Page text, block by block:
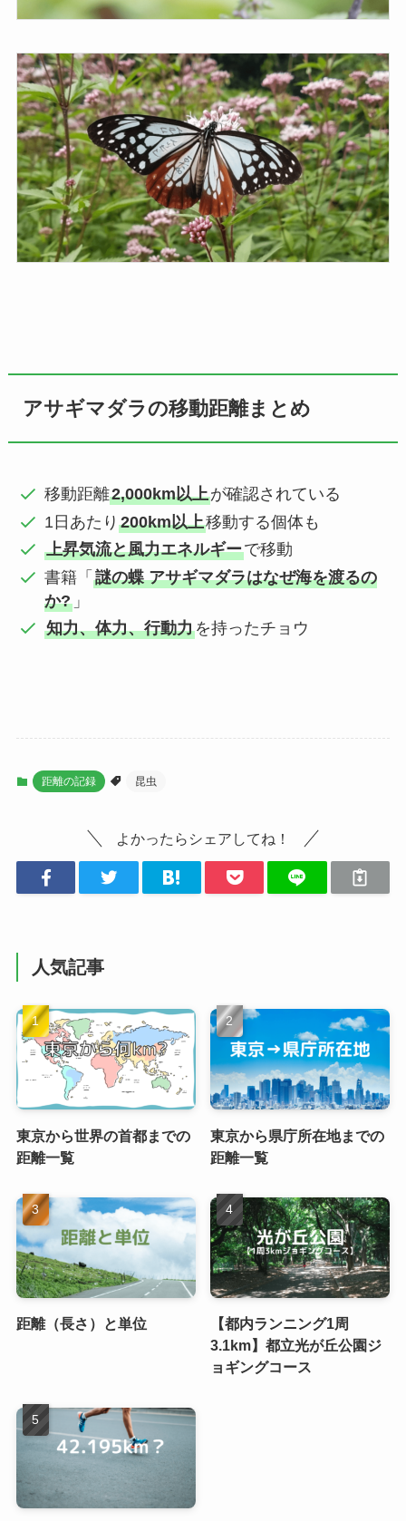
アサギマダラの移動距離まとめ
移動距離2,000km以上が確認されている
1日あたり200km以上移動する個体も
上昇気流と風力エネルギーで移動
書籍「謎の蝶 アサギマダラはなぜ海を渡るの
か? 」
知力、体力、行動力を持ったチョウ
距離の記録 昆虫
よかったらシェアしてね！
人気記事
東京から世界の首都までの
距離一覧
東京から県庁所在地までの
距離一覧
距離（長さ）と単位
【都内ランニング1周
3.1km】都立光が丘公園ジ
ョギングコース